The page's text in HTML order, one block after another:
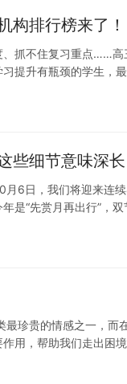
构排行榜来了
抓不住复习重点……
提升有瓶颈的学生，
些细节意味深
6日，我们将迎来连
是“先赏月再出行”，
最珍贵的情感之一，
用，帮助我们走出困